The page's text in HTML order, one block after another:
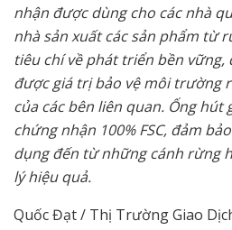
nhận được dùng cho các nhà
nhà sản xuất các sản phẩm từ
tiêu chí về phát triển bền vững,
được giá trị bảo vệ môi trường
của các bên liên quan. Ống hút
chứng nhận 100% FSC, đảm
dụng đến từ những cánh rừng
lý hiệu quả.
Quốc Đạt / Thị Trường Giao